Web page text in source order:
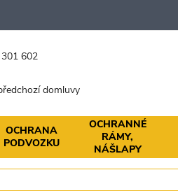
602
domluvy
OCHRANA
PODVOZKU
OCHRANNÉ
RÁMY,
NÁŠLAPY